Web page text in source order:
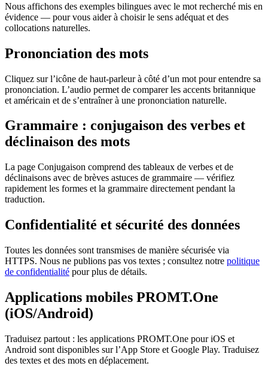
Nous affichons des exemples bilingues avec le mot recherché mis en
évidence — pour vous aider à choisir le sens adéquat et des
collocations naturelles.
Prononciation des mots
Cliquez sur l’icône de haut-parleur à côté d’un mot pour entendre sa
prononciation. L’audio permet de comparer les accents britannique
et américain et de s’entraîner à une prononciation naturelle.
Grammaire : conjugaison des verbes et
déclinaison des mots
La page Conjugaison comprend des tableaux de verbes et de
déclinaisons avec de brèves astuces de grammaire — vérifiez
rapidement les formes et la grammaire directement pendant la
traduction.
Confidentialité et sécurité des données
Toutes les données sont transmises de manière sécurisée via
HTTPS. Nous ne publions pas vos textes ; consultez notre politique
de confidentialité pour plus de détails.
Applications mobiles PROMT.One
(iOS/Android)
Traduisez partout : les applications PROMT.One pour iOS et
Android sont disponibles sur l’App Store et Google Play. Traduisez
des textes et des mots en déplacement.